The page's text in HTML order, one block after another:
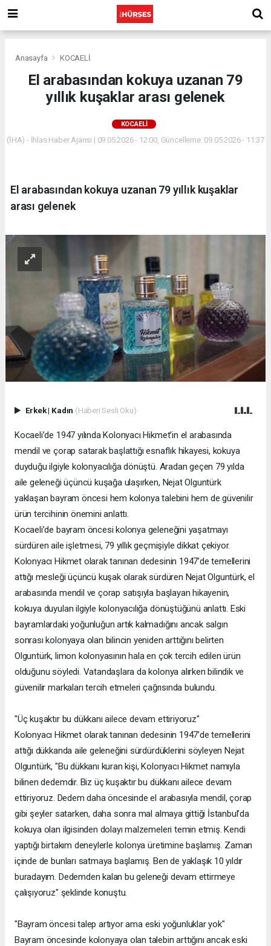
Anasayfa KOCAELİ
El arabasından kokuya uzanan 79
yıllık kuşaklar arası gelenek
KOCAELİ
(İHA) - İhlas Haber Ajansı | 09.05.2026 - 12:00, Güncelleme: 09.05.2026 - 11:37
El arabasından kokuya uzanan 79 yıllık kuşaklar
arası gelenek
Erkek| Kadın (Haberi Sesli Oku)
Kocaeli’de 1947 yılında Kolonyacı Hikmet’in el arabasında
mendil ve çorap satarak başlattığı esnaflık hikayesi, kokuya
duyduğu ilgiyle kolonyacılığa dönüştü. Aradan geçen 79 yılda
aile geleneği üçüncü kuşağa ulaşırken, Nejat Olguntürk
yaklaşan bayram öncesi hem kolonya talebini hem de güvenilir
ürün tercihinin önemini anlattı.
Kocaeli’de bayram öncesi kolonya geleneğini yaşatmayı
sürdüren aile işletmesi, 79 yıllık geçmişiyle dikkat çekiyor.
Kolonyacı Hikmet olarak tanınan dedesinin 1947’de temellerini
attığı mesleği üçüncü kuşak olarak sürdüren Nejat Olguntürk, el
arabasında mendil ve çorap satışıyla başlayan hikayenin,
kokuya duyulan ilgiyle kolonyacılığa dönüştüğünü anlattı. Eski
bayramlardaki yoğunluğun artık kalmadığını ancak salgın
sonrası kolonyaya olan bilincin yeniden arttığını belirten
Olguntürk, limon kolonyasının hala en çok tercih edilen ürün
olduğunu söyledi. Vatandaşlara da kolonya alırken bilindik ve
güvenilir markaları tercih etmeleri çağrısında bulundu.
"Üç kuşaktır bu dükkanı ailece devam ettiriyoruz"
Kolonyacı Hikmet olarak tanınan dedesinin 1947’de temellerini
attığı dükkanda aile geleneğini sürdürdüklerini söyleyen Nejat
Olguntürk, "Bu dükkanı kuran kişi, Kolonyacı Hikmet namıyla
bilinen dedemdir. Biz üç kuşaktır bu dükkanı ailece devam
ettiriyoruz. Dedem daha öncesinde el arabasıyla mendil, çorap
gibi şeyler satarken, daha sonra mal almaya gittiği İstanbul’da
kokuya olan ilgisinden dolayı malzemeleri temin etmiş. Kendi
yaptığı birtakım deneylerle kolonya üretimine başlamış. Zaman
içinde de bunları satmaya başlamış. Ben de yaklaşık 10 yıldır
buradayım. Dedemden kalan bu geleneği devam ettirmeye
çalışıyoruz" şeklinde konuştu.
"Bayram öncesi talep artıyor ama eski yoğunluklar yok"
Bayram öncesinde kolonyaya olan talebin arttığını ancak eski